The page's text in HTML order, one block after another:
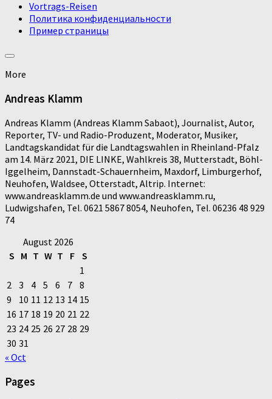
Vortrags-Reisen
Политика конфиденциальности
Пример страницы
More
Andreas Klamm
Andreas Klamm (Andreas Klamm Sabaot), Journalist, Autor,
Reporter, TV- und Radio-Produzent, Moderator, Musiker,
Landtagskandidat für die Landtagswahlen in Rheinland-Pfalz
am 14. März 2021, DIE LINKE, Wahlkreis 38, Mutterstadt, Böhl-
Iggelheim, Dannstadt-Schauernheim, Maxdorf, Limburgerhof,
Neuhofen, Waldsee, Otterstadt, Altrip. Internet:
www.andreasklamm.de und www.andreasklamm.ru,
Ludwigshafen, Tel. 0621 5867 8054, Neuhofen, Tel. 06236 48 929
74
August 2026
S M T W T F S
1
2 3 4 5 6 7 8
9
10 11 12 13 14 15
16 17 18 19 20 21 22
23 24 25 26 27 28 29
30 31
« Oct
Pages